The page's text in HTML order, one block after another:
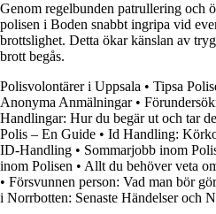
Genom regelbunden patrullering och
polisen i Boden snabbt ingripa vid
brottslighet. Detta ökar känslan av
brott begås.
Polisvolontärer i Uppsala • Tipsa
Anonyma Anmälningar•
Handlingar: Hur du begär ut och tar
Polis – En Guide • Id Handling:
ID-Handling • Sommarjobb inom
inom Polisen • Allt du behöver veta
• Försvunnen person: Vad man bör
i Norrbotten: Senaste Händelser och